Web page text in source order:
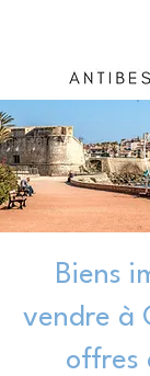
Biens
vendre à
offres